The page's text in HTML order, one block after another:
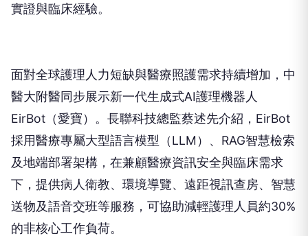
實證與臨床經驗。
面對全球護理人力短缺與醫療照護需求持續增加，中
醫大附醫同步展示新一代生成式AI護理機器人
EirBot（愛寶）。長聯科技總監蔡述先介紹，EirBot
採用醫療專屬大型語言模型（LLM）、RAG智慧檢索
及地端部署架構，在兼顧醫療資訊安全與臨床需求
下，提供病人衛教、環境導覽、遠距視訊查房、智慧
送物及語音交班等服務，可協助減輕護理人員約30%
的非核心工作負荷。